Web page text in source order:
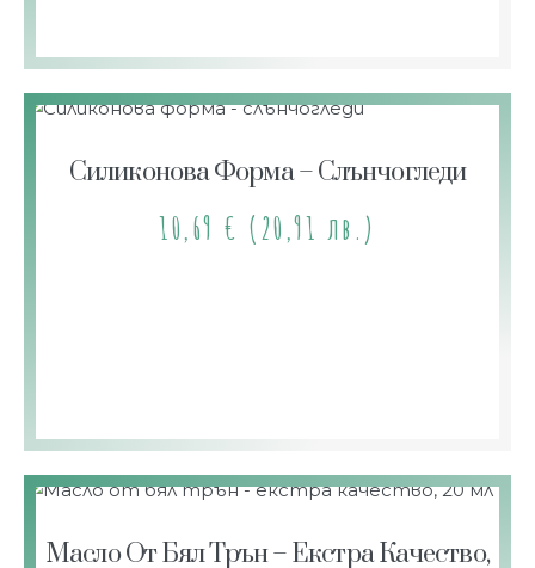
Силиконова Форма – Слънчогледи
10,69 € (20,91 лв.)
Масло От Бял Трън – Екстра Качество,